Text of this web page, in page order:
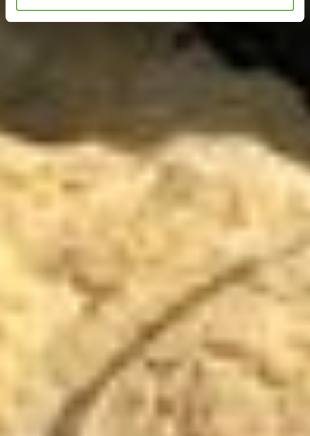
„Statistieken“ of „Marketing“ aan te vinken en te klikken
op "Selectie handmatig instellen", stemt u er ook mee in
dat uw gegevens in de VS worden verwerkt in
VS zijn door het Europees Hof van Justitie beoordeeld
bijzonder bestaat het risico dat uw gegevens door de
Amerikaanse autoriteiten worden verwerkt voor controle-
en toezichtdoeleinden, mogelijk ook zonder enig
rechtsmiddel. Indien u op "Selectie handmatig instellen"
hierboven beschreven overdracht niet plaatsvinden. Voor
meer informatie, zie onze privacyverklaring.
We geven u hier graag meer gedetailleerde informatie:
Privacybeleid
|Impressum